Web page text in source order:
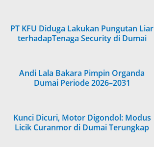
PT KFU Diduga Lakukan Pungutan Liar
terhadapTenaga Security di Dumai
Andi Lala Bakara Pimpin Organda
Dumai Periode 2026–2031
Kunci Dicuri, Motor Digondol: Modus
Licik Curanmor di Dumai Terungkap